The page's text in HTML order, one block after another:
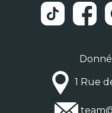
1 Rue